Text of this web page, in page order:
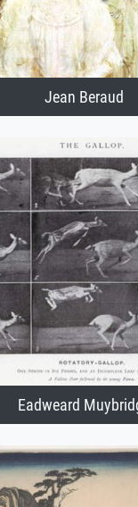
Jean Beraud
Eadweard